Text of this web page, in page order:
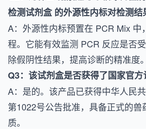
检测试剂盒 的外源性内标对检测结
A：外源性内标预置在 PCR Mix 中
程。它能有效监测 PCR 反应是否
除假阴性结果，提高诊断的精准度。
Q3：该试剂盒是否获得了国家官方
A：是的。该产品已获得中华人民
第1022号公告批准，具备正式的兽
质。